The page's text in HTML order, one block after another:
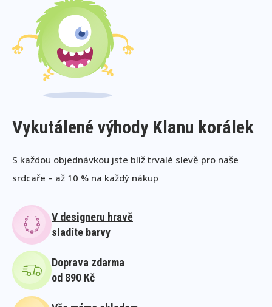
Vykutálené výhody Klanu korálek
S každou objednávkou jste blíž trvalé slevě pro naše
srdcaře – až 10 % na každý nákup
V designeru hravě
sladíte barvy
Doprava zdarma
od 890 Kč